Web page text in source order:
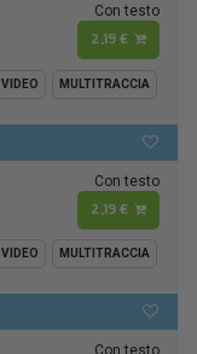
Con testo
2,19 €
VIDEO MULTITRACCIA
Con testo
2,19 €
VIDEO MULTITRACCIA
Con testo